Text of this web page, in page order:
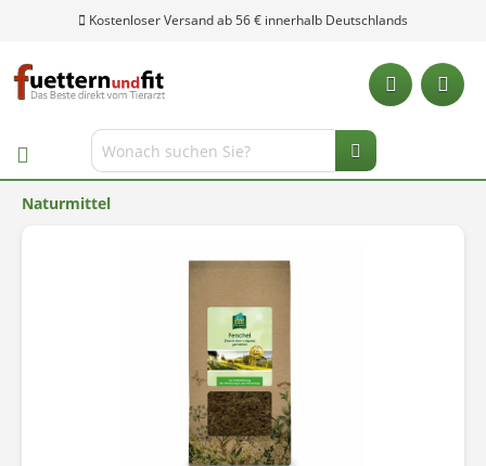
Kostenloser Versand ab 56 € innerhalb Deutschlands
Naturmittel